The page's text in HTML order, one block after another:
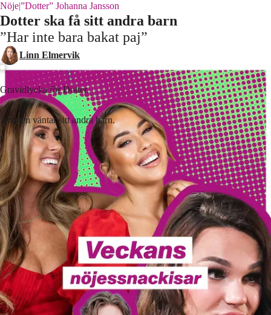
Nöje|”Dotter” Johanna Jansson
Dotter ska få sitt andra barn
”Har inte bara bakat paj”
Linn Elmervik
Laddar ...
Gravidlycka för Dotter.
Artisten väntar sitt andra barn.